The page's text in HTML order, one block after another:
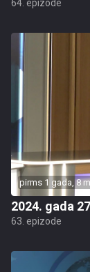
64. epizode
pirms 1 gada, 8
2024. gada
63. epizode